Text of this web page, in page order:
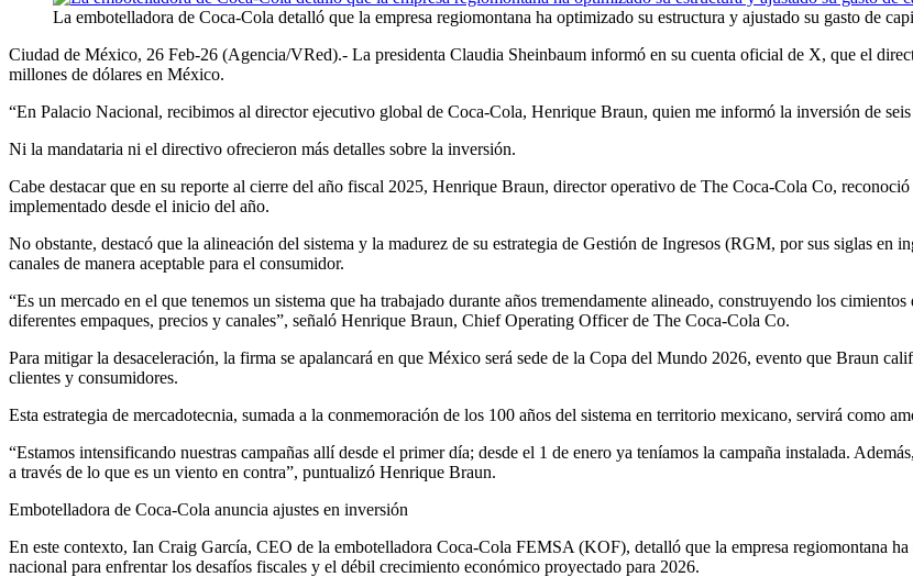
La embotelladora de Coca-Cola detalló que la empresa regiomontana ha optimizado su estructura y ajustado su gasto de
Ciudad de México, 26 Feb-26 (Agencia/VRed).- La presidenta Claudia Sheinbaum informó en su cuenta oficial de X, que el
millones de dólares en México.
“En Palacio Nacional, recibimos al director ejecutivo global de Coca‑Cola, Henrique Braun, quien me informó la inversión de
Ni la mandataria ni el directivo ofrecieron más detalles sobre la inversión.
Cabe destacar que en su reporte al cierre del año fiscal 2025, Henrique Braun, director operativo de The Coca-Cola Co,
implementado desde el inicio del año.
No obstante, destacó que la alineación del sistema y la madurez de su estrategia de Gestión de Ingresos (RGM, por sus siglas
canales de manera aceptable para el consumidor.
“Es un mercado en el que tenemos un sistema que ha trabajado durante años tremendamente alineado, construyendo los
diferentes empaques, precios y canales”, señaló Henrique Braun, Chief Operating Officer de The Coca-Cola Co.
Para mitigar la desaceleración, la firma se apalancará en que México será sede de la Copa del Mundo 2026, evento que Braun
clientes y consumidores.
Esta estrategia de mercadotecnia, sumada a la conmemoración de los 100 años del sistema en territorio mexicano, servirá como
“Estamos intensificando nuestras campañas allí desde el primer día; desde el 1 de enero ya teníamos la campaña instalada.
a través de lo que es un viento en contra”, puntualizó Henrique Braun.
Embotelladora de Coca-Cola anuncia ajustes en inversión
En este contexto, Ian Craig García, CEO de la embotelladora Coca-Cola FEMSA (KOF), detalló que la empresa regiomontana
nacional para enfrentar los desafíos fiscales y el débil crecimiento económico proyectado para 2026.